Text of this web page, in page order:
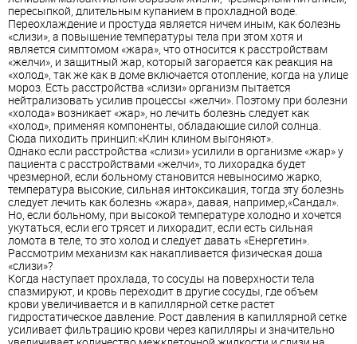
пересыпкой, длительным купанием в прохладной воде.
Переохлаждение и простуда является ничем иным, как болезнь
«слизи», а повышение температуры тела при этом хотя и
является симптомом «жара», что относится к расстройствам
«желчи», и защитный жар, который загорается как реакция на
«холод», так же как в доме включается отопление, когда на улице
мороз. Есть расстройства «слизи» организм пытается
нейтрализовать усилив процессы «желчи». Поэтому при болезни
«холода» возникает «жар», но лечить болезнь следует как
«холод», применяя компоненты, обладающие силой солнца.
Сюда пиходить принцип:«Клин клином выгоняют».
Однако если расстройства «слизи» усилили в организме «жар» у
пациента с расстройствами «желчи», то лихорадка будет
чрезмерной, если больному становится невыносимо жарко,
температура высокие, сильная интоксикация, тогда эту болезнь
следует лечить как болезнь «жара», давая, например,«Сандал».
Но, если больному, при высокой температуре холодно и хочется
укутаться, если его трясет и лихорадит, если есть сильная
ломота в теле, то это холод и следует давать «Енергетин».
Рассмотрим механизм как накапливается физическая доша
«слизи»?
Когда наступает прохлада, то сосуды на поверхности тела
спазмируют, и кровь переходит в другие сосуды, где объем
крови увеличивается и в капиллярной сетке растет
гидростатическое давление. Рост давления в капиллярной сетке
усиливает фильтрацию крови через капилляры и значительно